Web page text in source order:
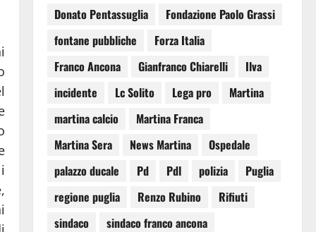
Donato Pentassuglia
Fondazione Paolo Grassi
fontane pubbliche
Forza Italia
Franco Ancona
Gianfranco Chiarelli
Ilva
incidente
Lc Solito Lega pro
Martina
martina calcio
Martina Franca
Martina Sera
News Martina
Ospedale
palazzo ducale
Pd Pdl polizia
Puglia
regione puglia
Renzo Rubino
Rifiuti
sindaco
sindaco franco ancona